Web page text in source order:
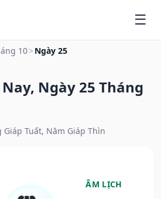
10> Ngày 25
Ngày 25 Tháng
Tuất, Năm Giáp Thìn
ÂM LỊCH